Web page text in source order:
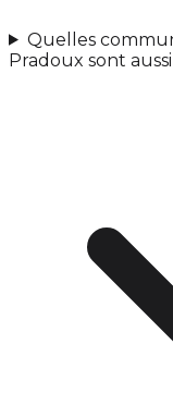
Quelles
Pradoux sont